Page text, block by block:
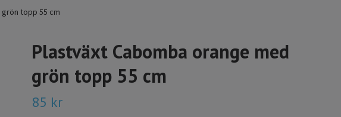
topp 55 cm
Plastväxt Cabomba orange med
grön topp 55 cm
85 kr